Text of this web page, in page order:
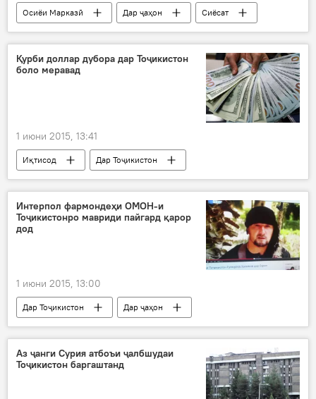
таслим
Осиёи Марказӣ Дар ҷаҳон
Сиёсат
Иҷтимоъ
Ҳамаи хабарҳо
Қазоқистон
Нурсултон Назарбоев
президенти Қазоқистон
салоҳияти президент кам карда мешавад
ИДМ
Қурби доллар дубора дар Тоҷикистон
боло меравад
1 июни 2015, 13:41
Иқтисод
Дар Тоҷикистон
Ҳамаи хабарҳо
БМТ
болоравии дубораи қурби доллар
Интерпол фармондеҳи ОМОН-и
Тоҷикистонро мавриди пайгард қарор
дод
1 июни 2015, 13:00
Дар Тоҷикистон
Дар ҷаҳон
Ҳамаи хабарҳо
Амният ва мудофиа
Сурия
Гулмурод Ҳалимов
Интерпол
Аз ҷанги Сурия атбоъи ҷалбшудаи
Тоҷикистон баргаштанд